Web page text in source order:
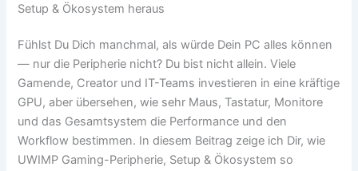
Setup & Ökosystem heraus
Fühlst Du Dich manchmal, als würde Dein PC alles können
— nur die Peripherie nicht? Du bist nicht allein. Viele
Gamende, Creator und IT-Teams investieren in eine kräftige
GPU, aber übersehen, wie sehr Maus, Tastatur, Monitore
und das Gesamtsystem die Performance und den
Workflow bestimmen. In diesem Beitrag zeige ich Dir, wie
UWIMP Gaming-Peripherie, Setup & Ökosystem so